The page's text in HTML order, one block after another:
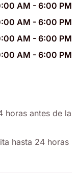
AM - 6:00 PM
AM - 6:00 PM
AM - 6:00 PM
AM - 6:00 PM
horas antes de la
hasta 24 horas